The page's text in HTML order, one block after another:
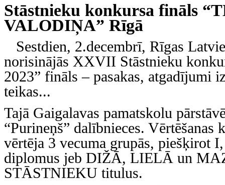
Stāstnieku konkursa fināls
VALODIŅA” Rīgā
Sestdien, 2.decembrī, Rīgas
norisinājās XXVII Stāstnieku
2023” fināls – pasakas, atgadījumi
teikas...
Tajā Gaigalavas pamatskolu
“Purineņš” dalībnieces.
vērtēja 3 vecuma grupās, piešķirot
diplomus jeb DIŽĀ, LIELĀ un
STĀSTNIEKU titulus.